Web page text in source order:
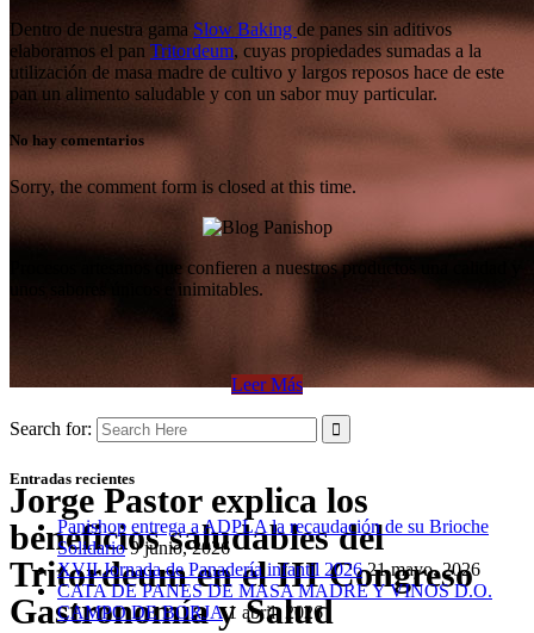
Jorge Pastor explica los
beneficios saludables del
Tritordeum en el III Congreso
Gastronomía y Salud
Dentro de nuestra gama Slow Baking de panes sin aditivos
elaboramos el pan Tritordeum, cuyas propiedades sumadas a la
utilización de masa madre de cultivo y largos reposos hace de este
pan un alimento saludable y con un sabor muy particular.
No hay comentarios
Sorry, the comment form is closed at this time.
Procesos artesanos que confieren a nuestros productos una calidad y
unos sabores únicos e inimitables.
Leer Más
Search for:
Entradas recientes
Panishop entrega a ADPLA la recaudación de su Brioche
Solidario 9 junio, 2026
XVII Jornada de Panadería infantil 2026 21 mayo, 2026
CATA DE PANES DE MASA MADRE Y VINOS D.O.
CAMPO DE BORJA 1 abril, 2026